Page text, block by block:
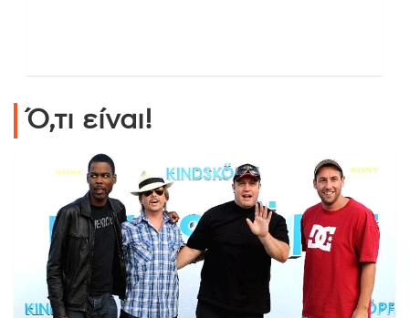
Ό,τι είναι!